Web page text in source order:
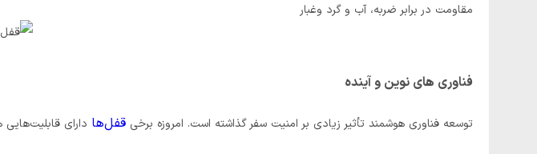
مقاومت در برابر ضربه، آب و گرد وغبار
فناوری ‌های نوین و آینده
توسعه‌ فناوری هوشمند تأثیر زیادی بر امنیت سفر گذاشته است. امروزه برخی قفل‌ها دارای